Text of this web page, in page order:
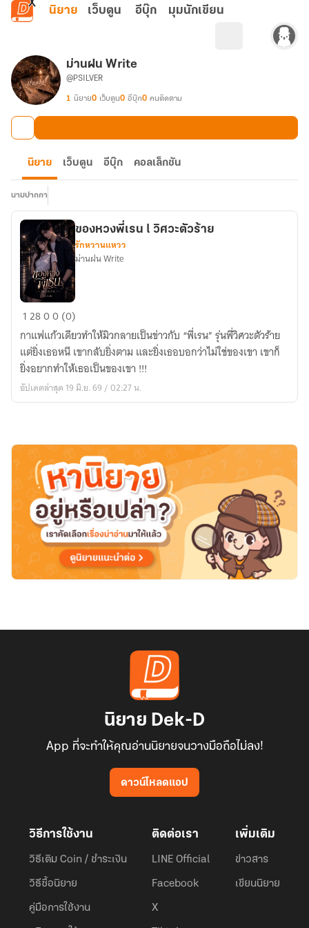
ข้ามไปยังเนื้อหาหลัก
นิยาย เว็บตูน อีบุ๊ก มุมนักเขียน
ม่านฝน Write
@PSILVER
1 นิยาย0 เว็บตูน0 อีบุ๊ก0 คนติดตาม
นิยาย เว็บตูน อีบุ๊ก คอลเล็กชัน
นามปากกา
ของ
พี่
เรน
l
วิศวะ
ของหวงพี่เรน l วิศวะตัวร้าย
รักหวานแหวว
ม่านฝน Write
12800 (0)
กาแฟแก้วเดียวทำให้มิวกลายเป็นข่าวกับ “พี่เรน” รุ่นพี่วิศวะตัวร้าย
แต่ยิ่งเธอหนี เขากลับยิ่งตาม และยิ่งเธอบอกว่าไม่ใช่ของเขา เขาก็
ยิ่งอยากทำให้เธอเป็นของเขา !!!
อัปเดตล่าสุด 19 มิ.ย. 69 / 02:27 น.
นิยาย Dek-D
App ที่จะทำให้คุณอ่านนิยายจนวางมือถือไม่ลง!
ดาวน์โหลดแอป
วิธีการใช้งาน
วิธีเติม Coin / ชำระเงิน
วิธีซื้อนิยาย
คู่มือการใช้งาน
ติดต่อเรา
LINE Official
Facebook
X
เพิ่มเติม
ข่าวสาร
เขียนนิยาย